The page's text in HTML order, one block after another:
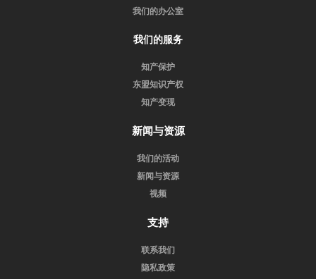
我们的办公室
我们的服务
知产保护
东盟知识产权
知产变现
新闻与资源
我们的活动
新闻与资源
视频
支持
联系我们
隐私政策